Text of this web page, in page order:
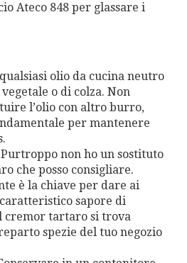
Ateco 848 per glassare i
olio da cucina neutro
o di colza. Non
l’olio con altro burro,
per mantenere
Purtroppo non ho un sostituto
che posso consigliare.
è la chiave per dare ai
sapore di
cremor tartaro si trova
spezie del tuo negozio